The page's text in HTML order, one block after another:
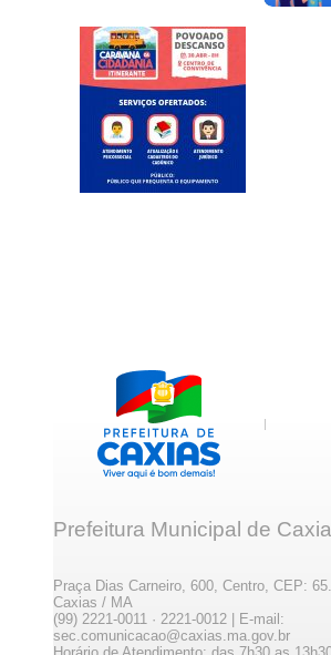
Prefeitura Municipal de
Praça Dias Carneiro, 600, Centro, CEP:
Caxias / MA
(99) 2221-0011 · 2221-0012 | E-mail:
sec.comunicacao@caxias.ma.gov.br